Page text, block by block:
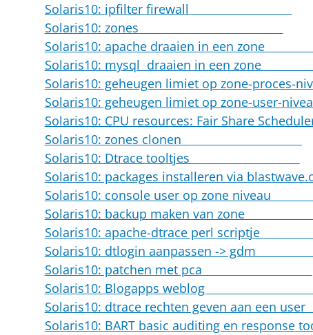
Solaris10: ipfilter firewall
Solaris10: zones
Solaris10: apache draaien in een
Solaris10: mysql draaien in een
Solaris10: geheugen limiet op zone-
Solaris10: geheugen limiet op zone-
Solaris10: CPU resources: Fair Share
Solaris10: zones clonen
Solaris10: Dtrace tooltjes
Solaris10: packages installeren via
Solaris10: console user op zone
Solaris10: backup maken van
Solaris10: apache-dtrace perl
Solaris10: dtlogin aanpassen ->
Solaris10: patchen met pca
Solaris10: Blogapps weblog
Solaris10: dtrace rechten geven aan
Solaris10: BART basic auditing en